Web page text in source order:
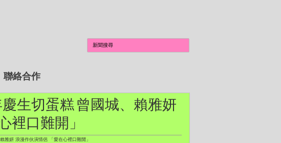
聯絡合作
慶生切蛋糕 曾國城、賴雅妍
裡口難開」
妍 浪漫作伙演情侶 「愛在心裡口難開」